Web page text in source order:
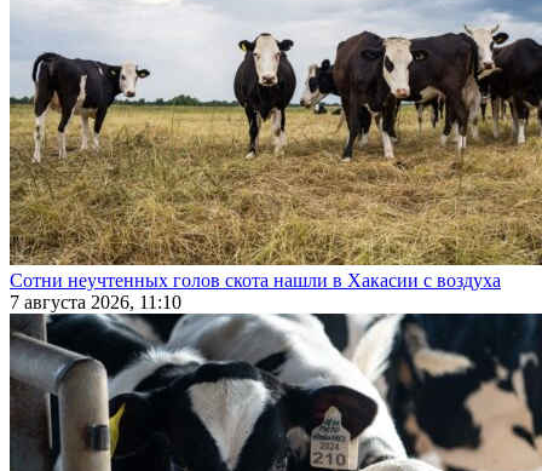
Сотни неучтенных голов скота нашли в Хакасии с воздуха
7 августа 2026, 11:10